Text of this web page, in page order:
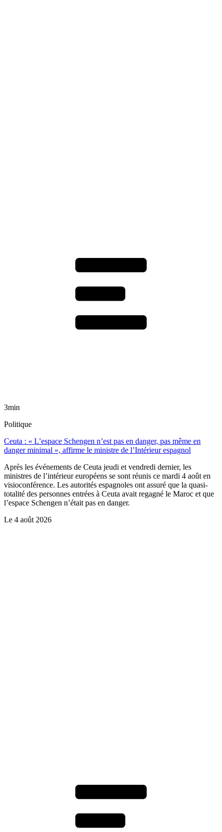
3min
Politique
Ceuta : « L’espace Schengen n’est pas en danger, pas même en
danger minimal », affirme le ministre de l’Intérieur espagnol
Après les événements de Ceuta jeudi et vendredi dernier, les
ministres de l’intérieur européens se sont réunis ce mardi 4 août en
visioconférence. Les autorités espagnoles ont assuré que la quasi-
totalité des personnes entrées à Ceuta avait regagné le Maroc et que
l’espace Schengen n’était pas en danger.
Le 4 août 2026